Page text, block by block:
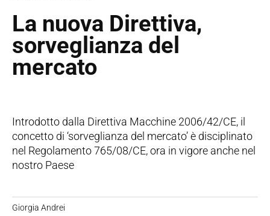
La nuova Direttiva,
sorveglianza del
mercato
Introdotto dalla Direttiva Macchine 2006/42/CE, il
concetto di ‘sorveglianza del mercato’ è disciplinato
nel Regolamento 765/08/CE, ora in vigore anche nel
nostro Paese
Giorgia Andrei